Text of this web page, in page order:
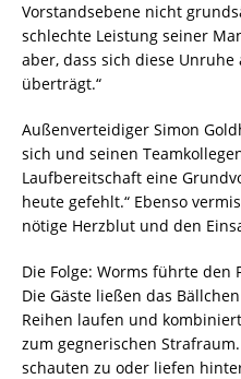
Vorstandsebene nicht
schlechte Leistung seiner
aber, dass sich diese Unruhe
überträgt.“
Außenverteidiger Simon
sich und seinen
Laufbereitschaft eine
heute gefehlt.“ Ebenso
nötige Herzblut und den
Die Folge: Worms führte den
Die Gäste ließen das
Reihen laufen und
zum gegnerischen
schauten zu oder liefen